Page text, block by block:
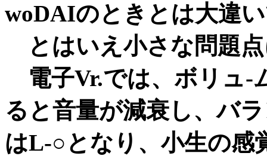
woDAIのときとは大違
とはいえ小さな問題
電子Vr.では、ボリュ-
ると音量が減衰し、バ
はL-○となり、小生の感